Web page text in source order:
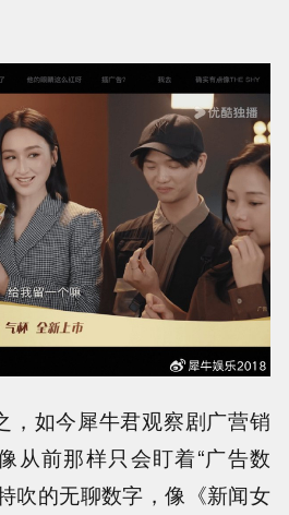
，如今犀牛君观察剧广营销
从前那样只会盯着“广告数
吹的无聊数字，像《新闻女